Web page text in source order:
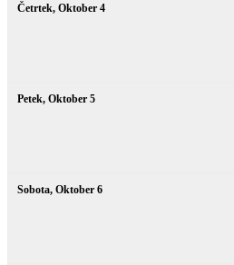
Četrtek, Oktober 4
Petek, Oktober 5
Sobota, Oktober 6